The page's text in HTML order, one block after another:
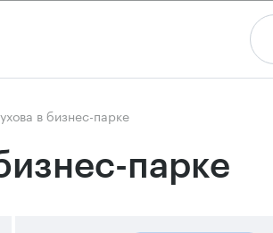
в бизнес-парке
парке